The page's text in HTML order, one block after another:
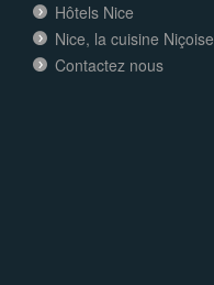
Hôtels Nice
Nice, la cuisine Niçoise
Contactez nous